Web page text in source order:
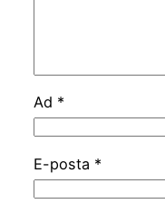
Ad *
E-posta *